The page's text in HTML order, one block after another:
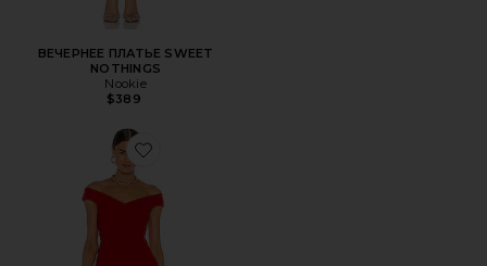
ВЕЧЕРНЕЕ ПЛАТЬЕ SWEET
NOTHINGS
Nookie
$389
Favorite ВЕЧЕРНЕЕ ПЛАТЬЕ ALLURE